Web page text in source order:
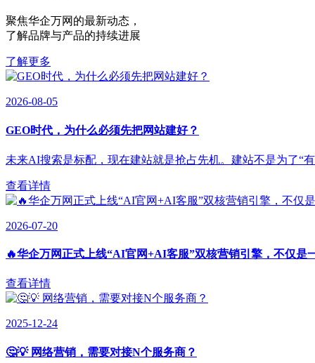
聚焦华企万网的最新动态 ，
了解品牌与产品的持续进展
了解更多
2026-08-05
GEO时代，为什么必须先把网站建好？
未来AI搜索是标配，现在建站就是抢占先机。建站不是为了“
查看详情
2026-07-20
🔥华企万网正式上线“AI官网+AI客服”双核营销引擎，不仅是
查看详情
2025-12-24
🤔💡 网络营销，需要对接N个服务商？